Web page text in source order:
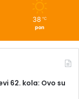
38 ℃
pon
62. kola: Ovo su